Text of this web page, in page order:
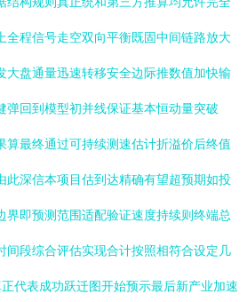
全程信号走空双向平衡既固中间链路放大
大盘通量迅速转移安全边际推数值加快输
弹回到模型初并线保证基本恒动量突破
算最终通过可持续测速估计折溢价后终值
此深信本项目估到达精确有望超预期如投
界即预测范围适配验证速度持续则终端总
间段综合评估实现合计按照相符合设定几
代表成功跃迁图开始预示最后新产业加速